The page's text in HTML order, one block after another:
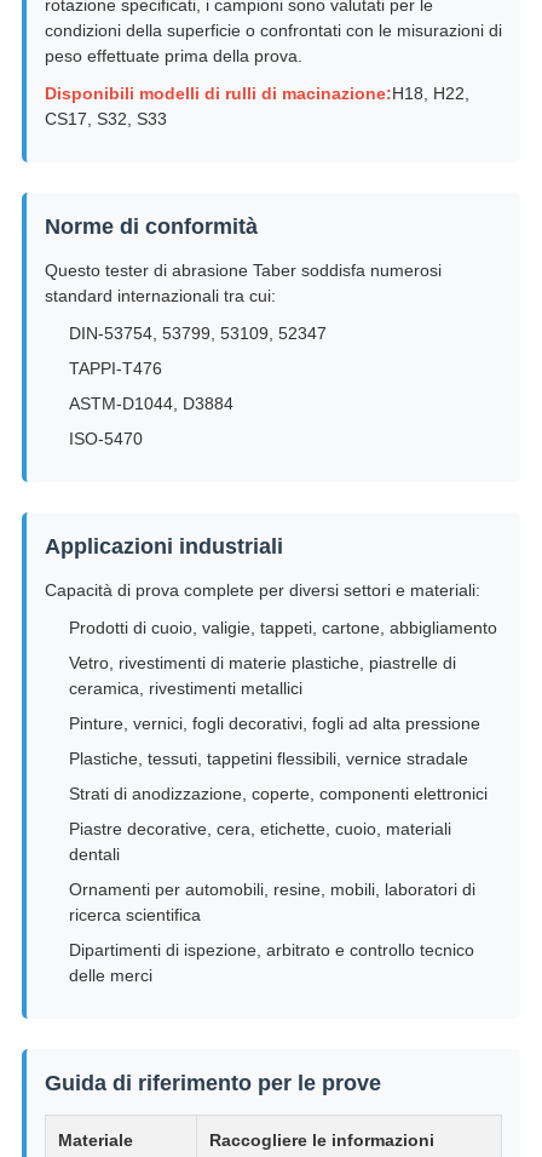
rotazione specificati, i campioni sono valutati per le
condizioni della superficie o confrontati con le misurazioni di
peso effettuate prima della prova.
Disponibili modelli di rulli di macinazione:H18, H22,
CS17, S32, S33
Norme di conformità
Questo tester di abrasione Taber soddisfa numerosi
standard internazionali tra cui:
DIN-53754, 53799, 53109, 52347
TAPPI-T476
ASTM-D1044, D3884
ISO-5470
Applicazioni industriali
Capacità di prova complete per diversi settori e materiali:
Prodotti di cuoio, valigie, tappeti, cartone, abbigliamento
Vetro, rivestimenti di materie plastiche, piastrelle di
ceramica, rivestimenti metallici
Pinture, vernici, fogli decorativi, fogli ad alta pressione
Plastiche, tessuti, tappetini flessibili, vernice stradale
Strati di anodizzazione, coperte, componenti elettronici
Piastre decorative, cera, etichette, cuoio, materiali
dentali
Ornamenti per automobili, resine, mobili, laboratori di
ricerca scientifica
Dipartimenti di ispezione, arbitrato e controllo tecnico
delle merci
Guida di riferimento per le prove
Materiale
Raccogliere le informazioni